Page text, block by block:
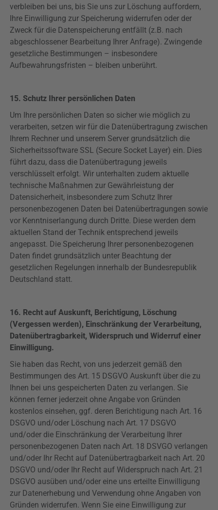
verbleiben bei uns, bis Sie uns zur Löschung auffordern,
Ihre Einwilligung zur Speicherung widerrufen oder der
Zweck für die Datenspeicherung entfällt (z.B. nach
abgeschlossener Bearbeitung Ihrer Anfrage). Zwingende
gesetzliche Bestimmungen – insbesondere
Aufbewahrungsfristen – bleiben unberührt.
15. Schutz Ihrer persönlichen Daten
Um Ihre persönlichen Daten so sicher wie möglich zu
verarbeiten, setzen wir für die Datenübertragung zwischen
Ihrem Rechner und unserem Server grundsätzlich die
Sicherheitssoftware SSL (Secure Socket Layer) ein. Dies
führt dazu, dass die Datenübertragung jeweils
verschlüsselt erfolgt. Wir unterhalten zudem aktuelle
technische Maßnahmen zur Gewährleistung der
Datensicherheit, insbesondere zum Schutz Ihrer
personenbezogenen Daten bei Datenübertragungen sowie
vor Kenntniserlangung durch Dritte. Diese werden dem
aktuellen Stand der Technik entsprechend jeweils
angepasst. Die Speicherung Ihrer personenbezogenen
Daten findet grundsätzlich unter Beachtung der
gesetzlichen Regelungen innerhalb der Bundesrepublik
Deutschland statt.
16. Recht auf Auskunft, Berichtigung, Löschung
(Vergessen werden), Einschränkung der Verarbeitung,
Datenübertragbarkeit, Widerspruch und Widerruf einer
Einwilligung.
Sie haben das Recht, von uns jederzeit gemäß den
Bestimmungen des Art. 15 DSGVO Auskunft über die zu
Ihnen bei uns gespeicherten Daten zu verlangen. Sie
können ferner jederzeit ohne Angabe von Gründen
kostenlos einsehen, ggf. deren Berichtigung nach Art. 16
DSGVO und/oder Löschung nach Art. 17 DSGVO
und/oder die Einschränkung der Verarbeitung Ihrer
personenbezogenen Daten nach Art. 18 DSVGO verlangen
und/oder Ihr Recht auf Datenübertragbarkeit nach Art. 20
DSGVO und/oder Ihr Recht auf Widerspruch nach Art. 21
DSGVO ausüben und/oder eine uns erteilte Einwilligung
zur Datenerhebung und Verwendung ohne Angaben von
Gründen widerrufen. Wenn Sie eine Einwilligung zur